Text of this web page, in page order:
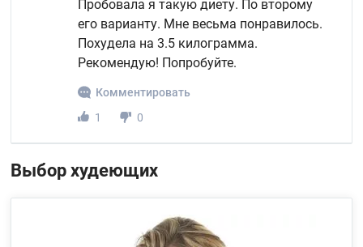
Пробовала я такую диету. По второму
его варианту. Мне весьма понравилось.
Похудела на 3.5 килограмма.
Рекомендую! Попробуйте.
Комментировать
1
0
Выбор худеющих